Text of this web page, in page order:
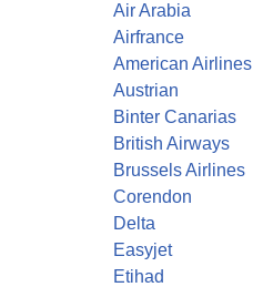
Air Arabia
Airfrance
American Airlines
Austrian
Binter Canarias
British Airways
Brussels Airlines
Corendon
Delta
Easyjet
Etihad